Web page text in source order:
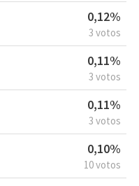
0,12%
3 votos
0,11%
3 votos
0,11%
3 votos
0,10%
10 votos